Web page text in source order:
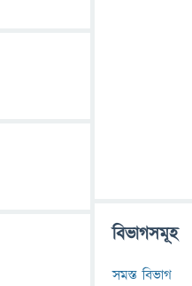
বিভাগসমূহ
সমস্ত বিভাগ